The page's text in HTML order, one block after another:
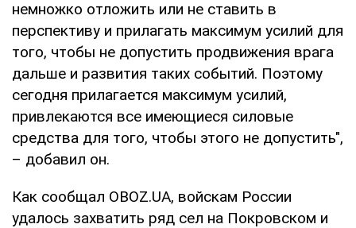
немножко отложить или не ставить в
перспективу и прилагать максимум усилий для
того, чтобы не допустить продвижения врага
дальше и развития таких событий. Поэтому
сегодня прилагается максимум усилий,
привлекаются все имеющиеся силовые
средства для того, чтобы этого не допустить",
– добавил он.
Как сообщал OBOZ.UA, войскам России
удалось захватить ряд сел на Покровском и